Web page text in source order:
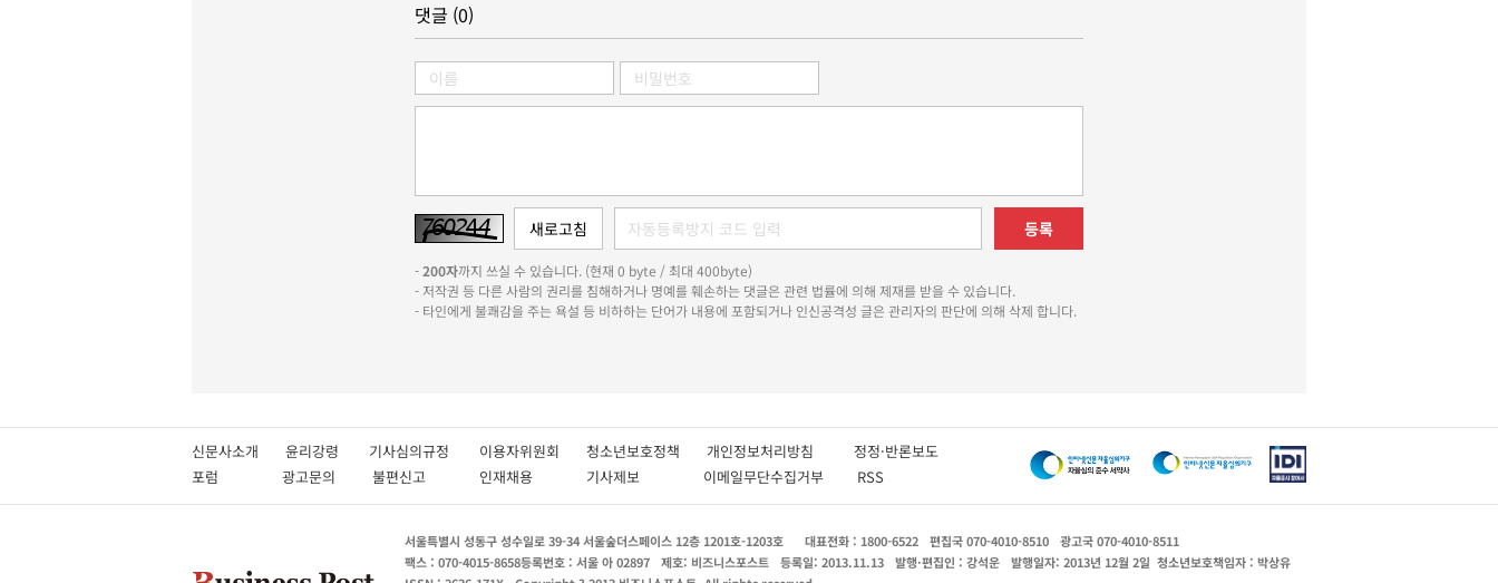
댓글 (0)
등록
-200자까지 쓰실 수 있습니다. (현재 0 byte / 최대 400byte)
- 저작권 등 다른 사람의 권리를 침해하거나 명예를 훼손하는 댓글은 관련 법률에 의해 제재를 받을 수 있습니다.
- 타인에게 불쾌감을 주는 욕설 등 비하하는 단어가 내용에 포함되거나 인신공격성 글은 관리자의 판단에 의해 삭제 합니다.
신문사소개 윤리강령 기사심의규정 이용자위원회 청소년보호정책 개인정보처리방침 정정·반론보도
포럼
광고문의 불편신고 인재채용 기사제보 이메일무단수집거부 RSS
서울특별시 성동구 성수일로 39-34 서울숲더스페이스 12층 1201호-1203호 대표전화 : 1800-6522 편집국 070-4010-8510
광고국 070-4010-8511
팩스 : 070-4015-8658등록번호 : 서울 아 02897 제호: 비즈니스포스트 등록일: 2013.11.13 발행·편집인 : 강석운 발행일자: 2013년 12월 2일 청소년보호책임자 : 박상유